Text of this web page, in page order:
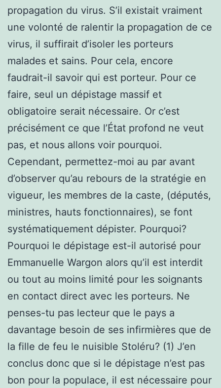
propagation du virus. S’il existait vraiment
une volonté de ralentir la propagation de ce
virus, il suffirait d’isoler les porteurs
malades et sains. Pour cela, encore
faudrait-il savoir qui est porteur. Pour ce
faire, seul un dépistage massif et
obligatoire serait nécessaire. Or c’est
précisément ce que l’État profond ne veut
pas, et nous allons voir pourquoi.
Cependant, permettez-moi au par avant
d’observer qu’au rebours de la stratégie en
vigueur, les membres de la caste, (députés,
ministres, hauts fonctionnaires), se font
systématiquement dépister. Pourquoi?
Pourquoi le dépistage est-il autorisé pour
Emmanuelle Wargon alors qu’il est interdit
ou tout au moins limité pour les soignants
en contact direct avec les porteurs. Ne
penses-tu pas lecteur que le pays a
davantage besoin de ses infirmières que de
la fille de feu le nuisible Stoléru? (1) J’en
conclus donc que si le dépistage n’est pas
bon pour la populace, il est nécessaire pour